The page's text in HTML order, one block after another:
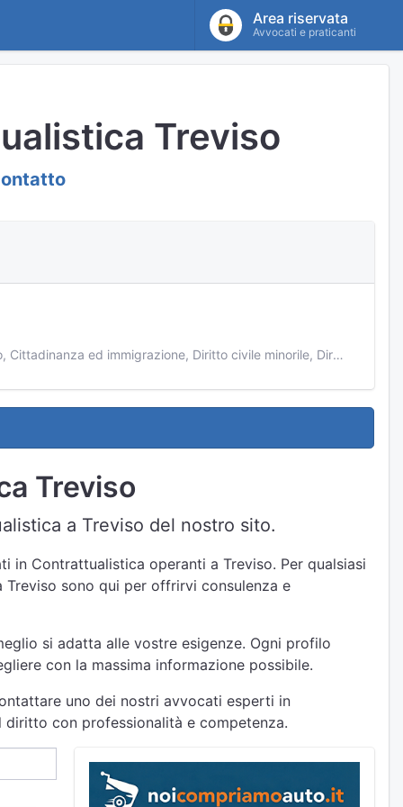
Area riservata
Avvocati e praticanti
Treviso
Diritto civile, Separazioni e divorzi, Amministrazione di sostegno, Diritto del lavoro, Cittadinanza ed immigrazione, Diritto civile minorile, Diritto penale minorile, Recupero crediti, Contrattualistica, Liti condominiali, Malasanità, Proprietà e locazioni, Successioni, Esecuzioni immobiliari, Diritto fallimentare
Treviso
a Treviso del nostro sito.
Contrattualistica operanti a Treviso. Per qualsiasi
sono qui per offrirvi consulenza e
si adatta alle vostre esigenze. Ogni profilo
con la massima informazione possibile.
uno dei nostri avvocati esperti in
con professionalità e competenza.